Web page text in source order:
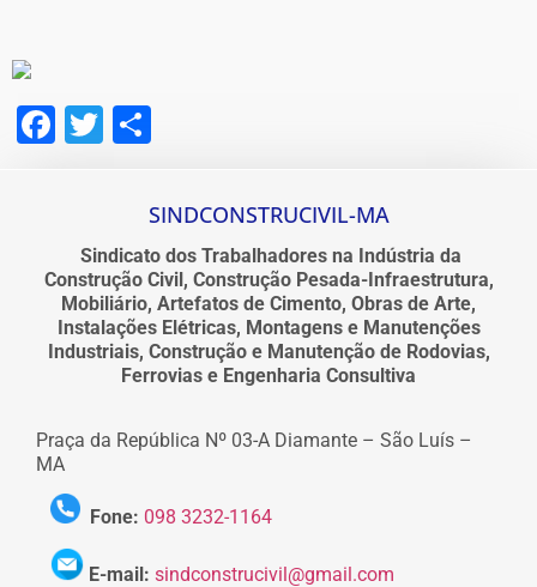
Facebook
Twitter
SINDCONSTRUCIVIL-MA
Sindicato dos Trabalhadores na Indústria da
Construção Civil, Construção Pesada-Infraestrutura,
Mobiliário, Artefatos de Cimento, Obras de Arte,
Instalações Elétricas, Montagens e Manutenções
Industriais, Construção e Manutenção de Rodovias,
Ferrovias e Engenharia Consultiva
Praça da República Nº 03-A Diamante – São Luís –
MA
Fone: 098 3232-1164
E-mail: sindconstrucivil@gmail.com